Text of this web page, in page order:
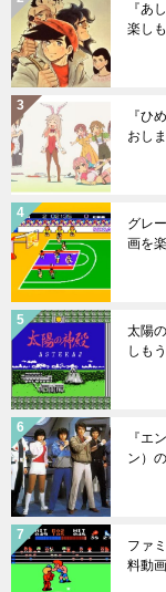
『あ
楽し
『ひ
おし
グレ
画を
太陽
しも
『エ
ン）
ファ
料動